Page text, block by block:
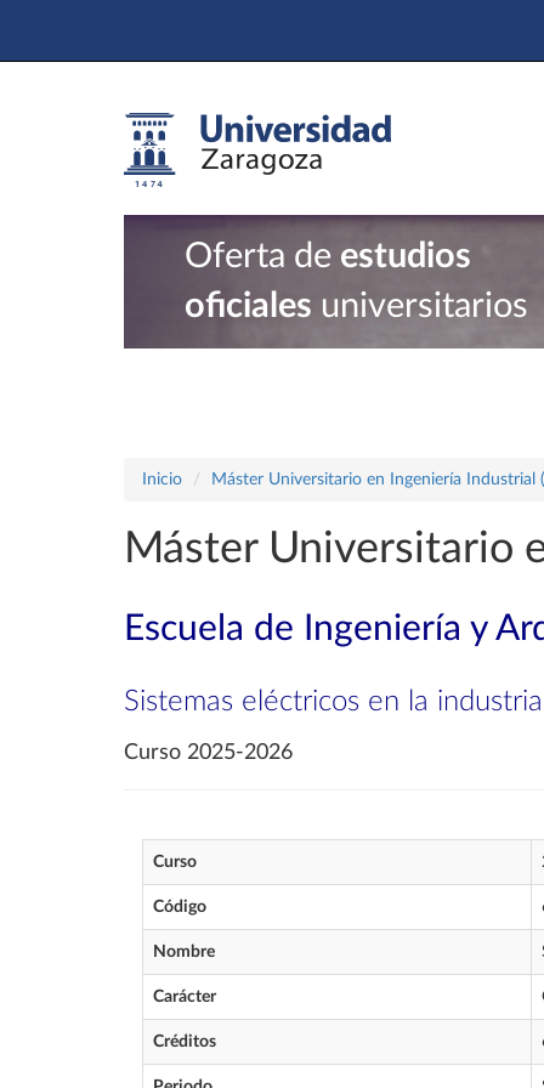
Oferta de estudios
oficiales universitarios
Inicio Máster Universitario en Ingeniería Industrial
Máster Universitario
Escuela de Ingeniería y
Sistemas eléctricos en la industria
Curso 2025-2026
Curso
Código
Nombre
Carácter
Créditos